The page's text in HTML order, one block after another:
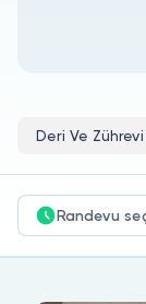
Deri Ve
Randevu